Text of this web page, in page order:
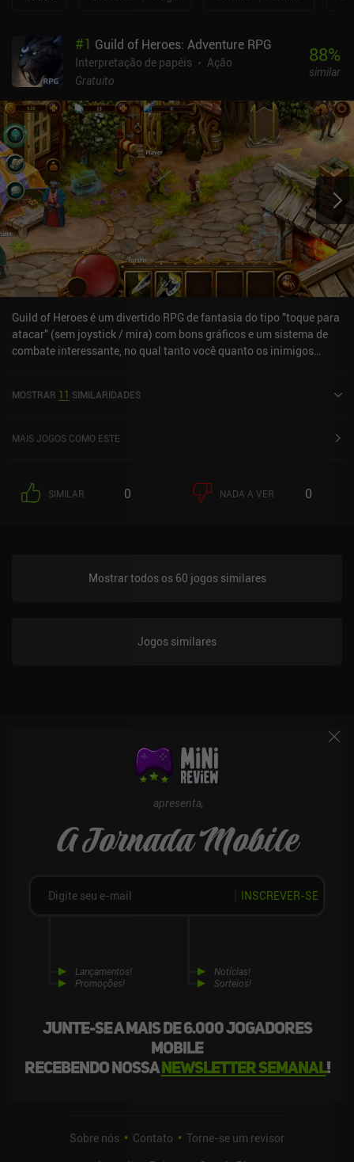
#1 Guild of Heroes: Adventure RPG
Interpretação de papéis
Ação
Gratuito
88%
similar
Guild of Heroes é um divertido RPG de fantasia do tipo "toque para
atacar" (sem joystick / mira) com bons gráficos e um sistema de
combate interessante, no qual tanto você quanto os inimigos
moedas premium gratuitas recompensadas no jogo e nenhum
relataram que o jogo se tornou um pouco pay2win em níveis mais
MOSTRAR 11 SIMILARIDADES
MAIS JOGOS COMO ESTE
SIMILAR 0 NADA A VER 0
Mostrar todos os 60 jogos similares
Jogos similares
apresenta,
A Jornada Mobile
Junte-se a mais de 6.000 jogadores
mobile
recebendo nossanewsletter semanal!
Lançamentos!
Promoções!
Notícias!
Sorteios!
INSCREVER-SE
Sobre nós Contato
Torne-se um revisor